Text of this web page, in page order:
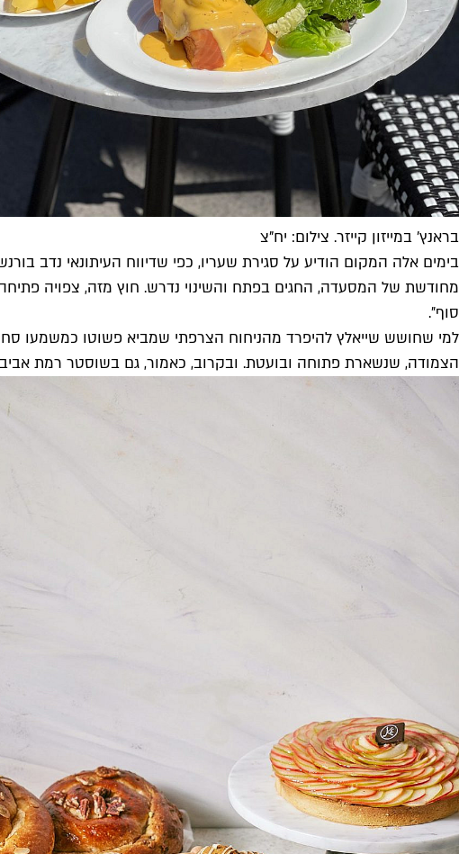
בראנץ' במייזון קייזר. צילום: יח"צ
בימים אלה המקום הודיע על סגירת שעריו, כפי שדיווח העיתונאי נדב
מחודשת של המסעדה, החגים בפתח והשינוי נדרש. חוץ מזה, צפויה
סוף״.
למי שחושש שייאלץ להיפרד מהניחוח הצרפתי שמביא פשוטו כמשמעו
הצמודה, שנשארת פתוחה ובועטת. ובקרוב, כאמור, גם בשוסטר רמת